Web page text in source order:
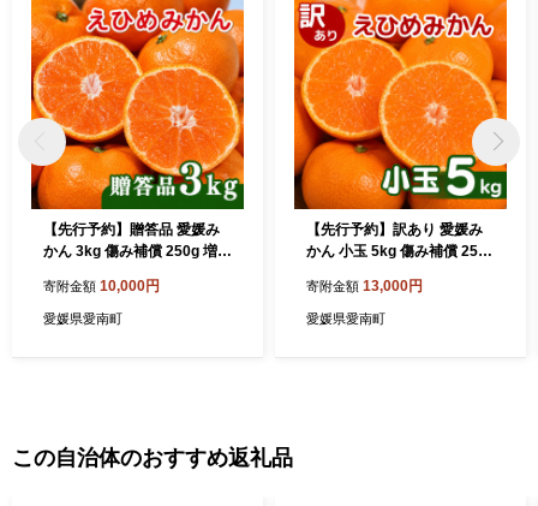
【先行予約】贈答品 愛媛み
かん 3kg 傷み補償 250g 増量
降 みかん 愛媛みかん 温州み
かん 南柑20号 柑橘 蜜柑 か
ん ジュース 清家ばんかんビ
レッジ
寄附金額 10,000円
愛媛県愛南町
【先行予約】訳あり 愛媛み
かん 小玉 5kg 傷み補償 250g
旬以降 みかん 愛媛みかん 温
州みかん 南柑20号 柑橘 蜜柑
寄附金額 13,000円
愛媛県愛南町
この自治体のおすすめ返礼品